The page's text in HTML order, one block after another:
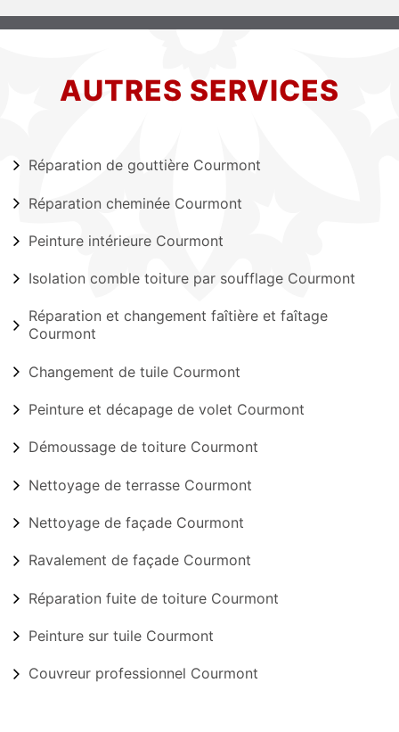
AUTRES SERVICES
Réparation de gouttière Courmont
Réparation cheminée Courmont
Peinture intérieure Courmont
Isolation comble toiture par soufflage Courmont
Réparation et changement faîtière et faîtage
Courmont
Changement de tuile Courmont
Peinture et décapage de volet Courmont
Démoussage de toiture Courmont
Nettoyage de terrasse Courmont
Nettoyage de façade Courmont
Ravalement de façade Courmont
Réparation fuite de toiture Courmont
Peinture sur tuile Courmont
Couvreur professionnel Courmont